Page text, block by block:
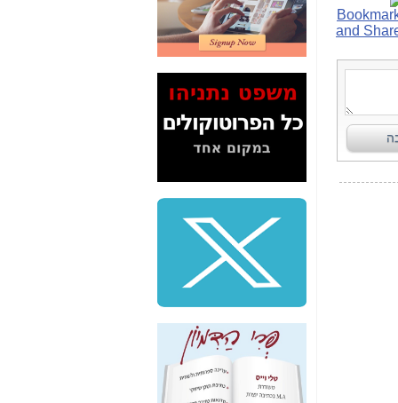
2" על תעלולי השר
משה כחלון -כאן
המשך חשיפת הבלוף
ששמו "מהפיכת
הסלולר" ואיך מסרסים
כאן
סיכום ביקור בסיליקון
שלמה פילבר (עד
לאחרונה מנכ"ל משרד
התקשורת) - עד
מדינה? הצחקתם
"יש אפליה בחקירה"?
חשיפה: למה השר
משה כחלון לא נחקר
עד היום? -
כאן